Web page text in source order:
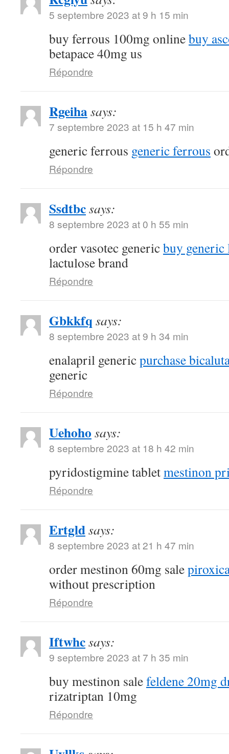
5 septembre 2023 at 9 h 15 min
buy ferrous 100mg onlinebuy
betapace 40mg us
Répondre
Rgeihasays:
7 septembre 2023 at 15 h 47 min
generic ferrous generic ferrous
Répondre
Ssdtbcsays:
8 septembre 2023 at 0 h 55 min
order vasotec genericbuy generic
lactulose brand
Répondre
Gbkkfq says:
8 septembre 2023 at 9 h 34 min
enalapril genericpurchase
generic
Répondre
Uehoho says:
8 septembre 2023 at 18 h 42 min
pyridostigmine tabletmestinon
Répondre
Ertgldsays:
8 septembre 2023 at 21 h 47 min
order mestinon 60mg sale
without prescription
Répondre
Iftwhcsays:
9 septembre 2023 at 7 h 35 min
buy mestinon salefeldene 20mg
rizatriptan 10mg
Répondre